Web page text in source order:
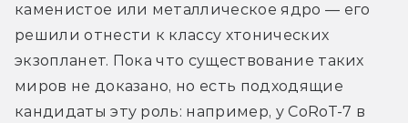
каменистое или металлическое ядро — его
решили отнести к классу хтонических
экзопланет. Пока что существование таких
миров не доказано, но есть подходящие
кандидаты эту роль: например, у CoRoT-7 в